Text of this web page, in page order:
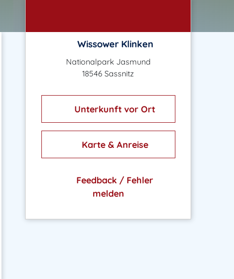
Wissower Klinken
Nationalpark Jasmund
18546 Sassnitz
Unterkunft vor Ort
Karte & Anreise
Feedback / Fehler
melden